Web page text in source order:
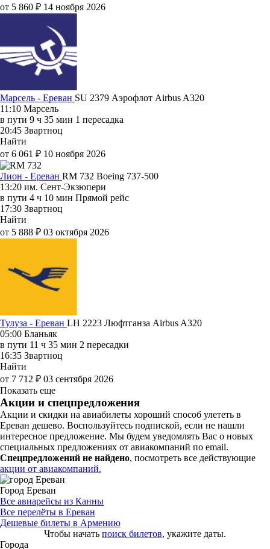
от 5 860 ₽ 14 ноября 2026
Марсель - Ереван SU 2379 Аэрофлот Airbus A320
11:10 Марсель
в пути 9 ч 35 мин 1 пересадка
20:45 Звартноц
Найти
от 6 061 ₽ 10 ноября 2026
Лион - Ереван RM 732 Boeing 737-500
13:20 им. Сент-Экзюпери
в пути 4 ч 10 мин Прямой рейс
17:30 Звартноц
Найти
от 5 888 ₽ 03 октября 2026
Тулуза - Ереван LH 2223 Люфтганза Airbus A320
05:00 Бланьяк
в пути 11 ч 35 мин 2 пересадки
16:35 Звартноц
Найти
от 7 712 ₽ 03 сентября 2026
Показать еще
Акции и спецпредложения
Акции и скидки на авиабилеты хороший способ улететь в
Ереван дешево. Воспользуйтесь подпиской, если не нашли
интересное предложение. Мы будем уведомлять Вас о новых
специальных предложениях от авиакомпаний по email.
Спецпредложений не найдено, посмотреть все действующие
акции от авиакомпаний.
Город Ереван
Все авиарейсы из Канны
Все перелёты в Ереван
Дешевые билеты в Армению
Чтобы начать поиск билетов, укажите даты.
Города